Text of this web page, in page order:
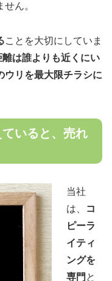
せん。
ことを大切にしていま
は誰よりも近くにい
ウリを最大限チラシに
いると、売れ
当社
は、
コ
ピーラ
イティ
ングを
専門 と